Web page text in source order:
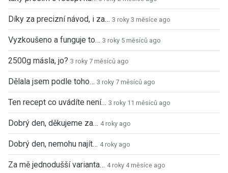
Díky za precizní návod, i za… 3 roky 3 měsíce ago
Vyzkoušeno a funguje to… 3 roky 5 měsíců ago
2500g másla, jo? 3 roky 7 měsíců ago
Dělala jsem podle toho… 3 roky 7 měsíců ago
Ten recept co uvádíte není… 3 roky 11 měsíců ago
Dobrý den, děkujeme za… 4 roky ago
Dobrý den, nemohu najít… 4 roky ago
Za mě jednodušší varianta… 4 roky 4 měsíce ago